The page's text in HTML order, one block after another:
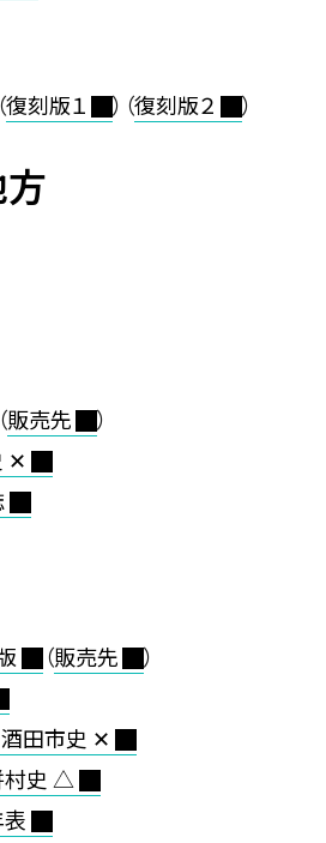
復刻版１ ）（復刻版２ ）
販売先
）
✕
（販売先
）
田市史 ✕
村史 △